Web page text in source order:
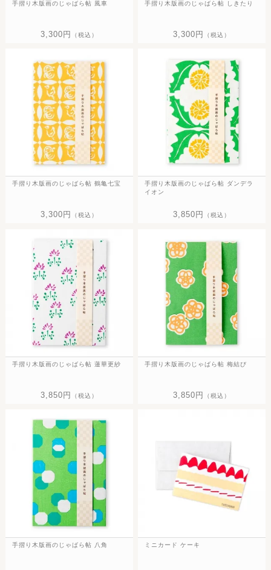
手摺り木版画のじゃばら帖 風車
3,300円 （税込）
手摺り木版画のじゃばら帖 しきたり
3,300円 （税込）
手摺り木版画のじゃばら帖 鶴亀七宝
3,300円 （税込）
手摺り木版画のじゃばら帖 ダンデラ
イオン
3,850円 （税込）
手摺り木版画のじゃばら帖 蓮華更紗
3,850円 （税込）
手摺り木版画のじゃばら帖 梅結び
3,850円 （税込）
手摺り木版画のじゃばら帖 八角 ミニカード ケーキ